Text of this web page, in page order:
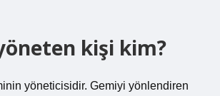
kişi kim?
yöneticisidir. Gemiyi yönlendiren